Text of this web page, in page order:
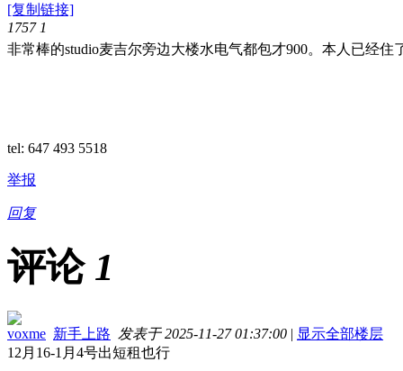
[复制链接]
1757 1
非常棒的studio麦吉尔旁边大楼水电气都包才900。本人已经住
tel: 647 493 5518
举报
回复
评论 1
voxme 新手上路 发表于 2025-11-27 01:37:00 | 显示全部楼层
12月16-1月4号出短租也行